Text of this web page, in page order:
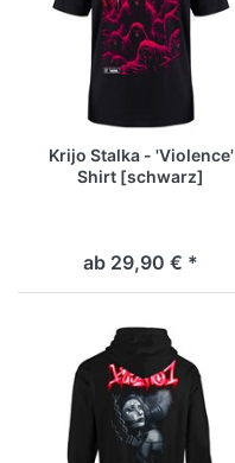
Krijo Stalka - 'Violence'
Shirt [schwarz]
ab 29,90 € *